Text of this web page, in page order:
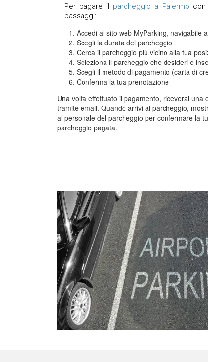
Per pagare il parcheggio a Palermo con
passaggi:
Accedi al sito web MyParking, navigabile
Scegli la durata del parcheggio
Cerca il parcheggio più vicino alla tua
Seleziona il parcheggio che desideri e
Scegli il metodo di pagamento (carta di
Conferma la tua prenotazione
Una volta effettuato il pagamento, riceverai una
tramite email. Quando arrivi al parcheggio,
al personale del parcheggio per confermare la
parcheggio pagata.